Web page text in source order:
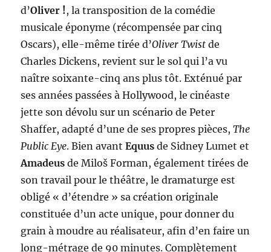
d’Oliver !, la transposition de la comédie
musicale éponyme (récompensée par cinq
Oscars), elle-même tirée d’Oliver Twist de
Charles Dickens, revient sur le sol qui l’a vu
naître soixante-cinq ans plus tôt. Exténué par
ses années passées à Hollywood, le cinéaste
jette son dévolu sur un scénario de Peter
Shaffer, adapté d’une de ses propres pièces,The
Public Eye. Bien avantEquus de Sidney Lumet et
Amadeus de Miloš Forman, également tirées de
son travail pour le théâtre, le dramaturge est
obligé « d’étendre » sa création originale
constituée d’un acte unique, pour donner du
grain à moudre au réalisateur, afin d’en faire un
long-métrage de 90 minutes. Complètement